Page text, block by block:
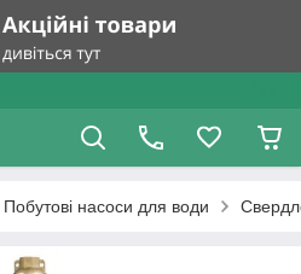
Побутові насоси для води